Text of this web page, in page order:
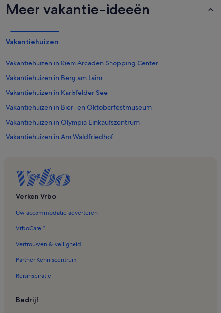
Meer vakantie-ideeën
Vakantiehuizen
Vakantiehuizen in Riem Arcaden Shopping Center
Vakantiehuizen in Berg am Laim
Vakantiehuizen in Karlsfelder See
Vakantiehuizen in Bier- en Oktoberfestmuseum
Vakantiehuizen in Olympia Einkaufszentrum
Vakantiehuizen in Am Waldfriedhof
Vakantiehuizen in Forstenried
Vakantiehuizen in Glockenbach
Vakantiehuizen in Maxvorstadt
Vakantiehuizen in Riemer Park
Vakantiehuizen in St. Benno
Vakantiehuizen in Putzbrunn
Vakantiehuizen in Feldkirchen
Verken Vrbo
Uw accommodatie adverteren
VrboCare™
Vertrouwen & veiligheid
Partner Kenniscentrum
Reisinspiratie
Bedrijf